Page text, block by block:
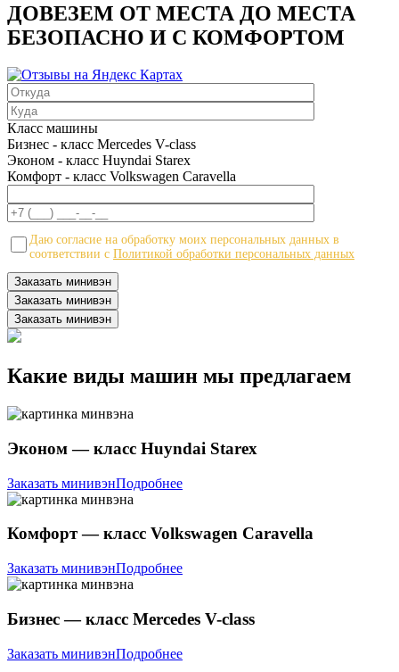
ДОВЕЗЕМ ОТ МЕСТА ДО МЕСТА
БЕЗОПАСНО И С КОМФОРТОМ
Класс машины
Бизнес - класс Mercedes V-class
Эконом - класс Huyndai Starex
Комфорт - класс Volkswagen Caravella
Даю согласие на обработку моих персональных данных в
соответствии с Политикой обработки персональных данных
Заказать минивэн
Заказать минивэн
Какие виды машин мы предлагаем
Эконом — класс Huyndai Starex
Заказать минивэнПодробнее
Комфорт — класс Volkswagen Caravella
Заказать минивэнПодробнее
Бизнес — класс Mercedes V-class
Заказать минивэнПодробнее